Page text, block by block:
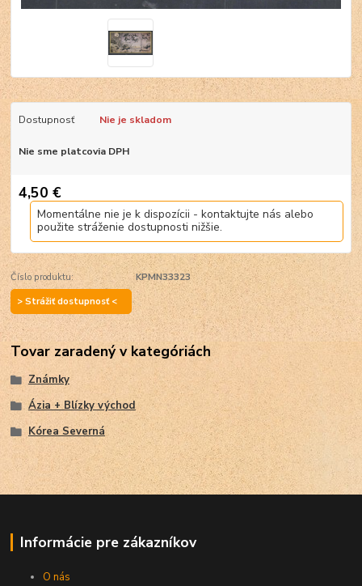
Dostupnosť Nie je skladom
Nie sme platcovia DPH
4,50 €
Momentálne nie je k dispozícii - kontaktujte nás alebo
použite stráženie dostupnosti nižšie.
Číslo produktu:
KPMN33323
> Strážiť dostupnosť <
Tovar zaradený v kategóriách
Známky
Ázia + Blízky východ
Kórea Severná
Informácie pre zákazníkov
O nás